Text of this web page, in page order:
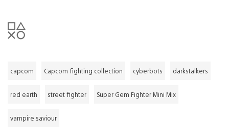
capcom Capcom fighting collection cyberbots darkstalkers
red earth street fighter Super Gem Fighter Mini Mix
vampire saviour